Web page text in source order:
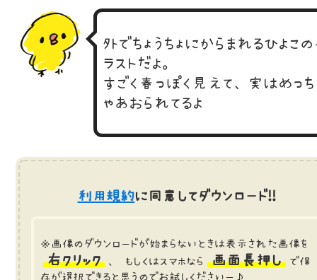
外でちょうちょにからまれるひよこの
ラストだよ。
すごく春っぽく見えて、実はめっち
ゃあおられてるよ
利用規約に同意してダウンロード!!
※画像のダウンロードが始まらないときは表示された画像を
右クリック 、 もしくはスマホなら 画面長押し
で保
存が選択できると思うのでお試しくださいー♪